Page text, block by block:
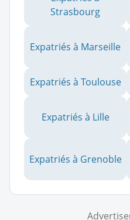
Strasbourg
Expatriés à Marseille
Expatriés à Toulouse
Expatriés à Lille
Expatriés à Grenoble